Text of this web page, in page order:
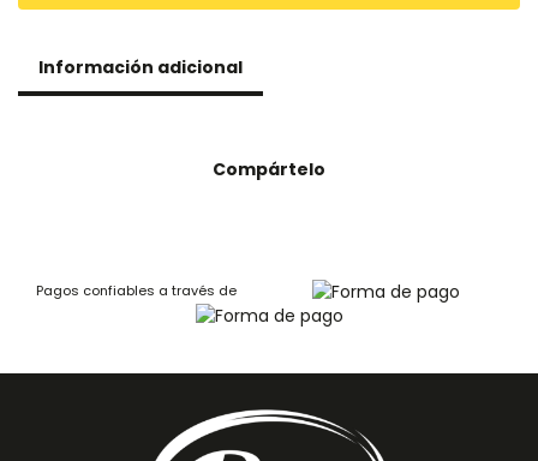
Información adicional
Compártelo
Pagos confiables a través de